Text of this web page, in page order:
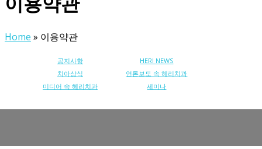
Home » 이용약관
공지사항
HERI NEWS
치아상식
언론보도 속 헤리치과
미디어 속 헤리치과
세미나